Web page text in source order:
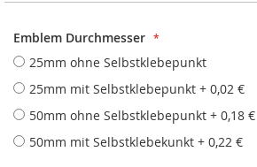
Emblem Durchmesser
25mm ohne Selbstklebepunkt
25mm mit Selbstklebepunkt + 0,02 €
50mm ohne Selbstklebepunkt + 0,18 €
50mm mit Selbstklebekunkt + 0,22 €